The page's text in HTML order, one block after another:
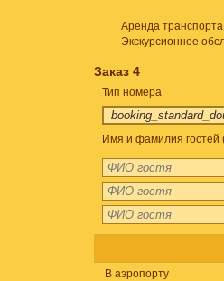
Аренда транспорта
Экскурсионное
Заказ 4
Тип номера
Имя и фамилия гостей
В аэропорту